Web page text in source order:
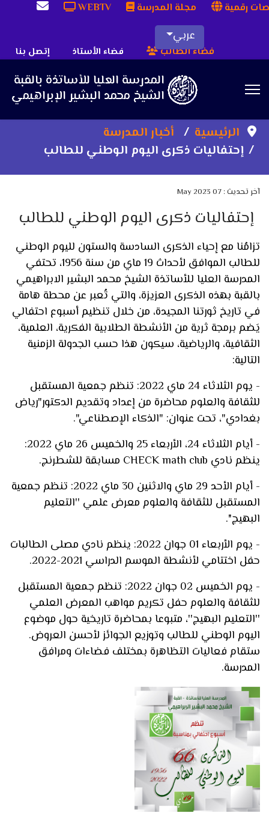
رقمية مجلة المدرسة WEBTV
عربي
إتصل بنا فضاء الأستاذ فضاء الطالب
الرئيسية
أخبار المدرسة
إحتفاليات ذكرى اليوم الوطني للطالب
آخر تحديث : 07 May 2023
إحتفاليات ذكرى اليوم الوطني للطالب
تزامُنا مع إحياء الذكرى السادسة والستون لليوم الوطني
للطالب الموافق لأحداث 19 ماي من سنة 1956، تحتفي
المدرسة العليا للأساتذة الشيخ محمد البشير الابراهيمي
بالقبة بهذه الذكرى العزيزة، والتي تُعبر عن محطة هامة
في تاريخ ثورتنا المجيدة، من خلال تنظيم أسبوع احتفالي
يَضم برمجة ثرية من الأنشطة الطلابية الفكرية، العلمية،
الثقافية، والرياضية، سيكون هذا حسب الجدولة الزمنية
التالية:
- يوم الثلاثاء 24 ماي 2022: تنظم جمعية المستقبل
للثقافة والعلوم محاضرة من إعداد وتقديم الدكتور"رياض
بغدادي"، تحت عنوان: "الذكاء الإصطناعي".
- أيام الثلاثاء 24، الأربعاء 25 والخميس 26 ماي 2022:
ينظم نادي CHECK math club مسابقة للشطرنج.
- أيام الأحد 29 ماي والاثنين 30 ماي 2022: تنظم جمعية
المستقبل للثقافة والعلوم معرض علمي ''التعليم
البهيج''.
- يوم الأربعاء 01 جوان 2022: ينظم نادي مصلى الطالبات
حفل اختتامي لأنشطة الموسم الدراسي 2021-2022.
- يوم الخميس 02 جوان 2022: تنظم جمعية المستقبل
للثقافة والعلوم حفل تكريم مواهب المعرض العلمي
''التعليم البهيج''، متبوعا بمحاضرة تاريخية حول موضوع
اليوم الوطني للطالب وتوزيع الجوائز لأحسن العروض.
ستقام فعاليات التظاهرة بمختلف فضاءات ومرافق
المدرسة.